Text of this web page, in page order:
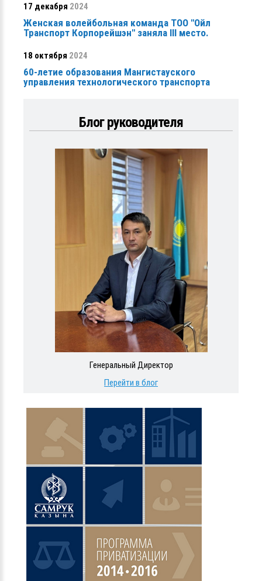
17 декабря 2024
Женская волейбольная команда ТОО "Ойл
Транспорт Корпорейшэн" заняла ІІІ место.
18 октября 2024
60-летие образования Мангистауского
управления технологического транспорта
Блог руководителя
Генеральный Директор
Перейти в блог